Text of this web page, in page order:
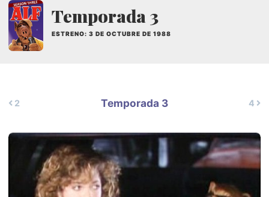
Temporada 3
ESTRENO: 3 DE OCTUBRE DE 1988
2 Temporada 3 4